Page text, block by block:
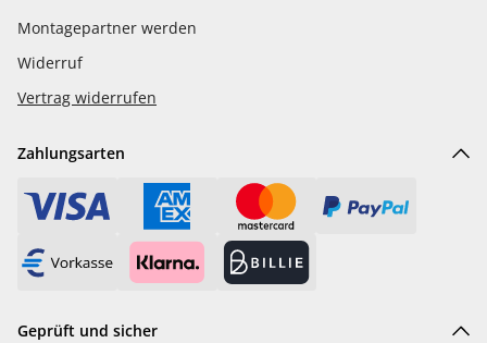
Montagepartner werden
Widerruf
Vertrag widerrufen
Zahlungsarten
Geprüft und sicher